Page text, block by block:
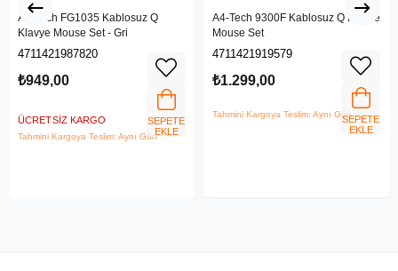
A4-Tech FG1035 Kablosuz Q
Klavye Mouse Set - Gri
4711421987820
₺949,00
ÜCRETSIZ KARGO
Tahmini Kargoya Teslim: Aynı Gün
SEPETE
EKLE
A4-Tech 9300F Kablosuz Q Klavye
Mouse Set
4711421919579
₺1.299,00
Tahmini Kargoya Teslim: Aynı GünSEPETE
EKLE